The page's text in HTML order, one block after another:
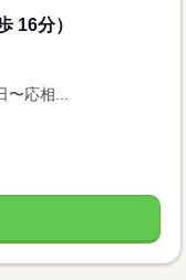
16分）
〜応相...